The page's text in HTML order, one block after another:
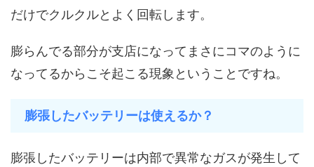
だけでクルクルとよく回転します。
膨らんでる部分が支店になってまさにコマのように
なってるからこそ起こる現象ということですね。
膨張したバッテリーは使えるか？
膨張したバッテリーは内部で異常なガスが発生して